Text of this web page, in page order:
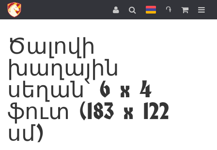
֏
Ծալովի
խաղային
սեղան՝ 6 x 4
ֆուտ (183 x 122
սմ)